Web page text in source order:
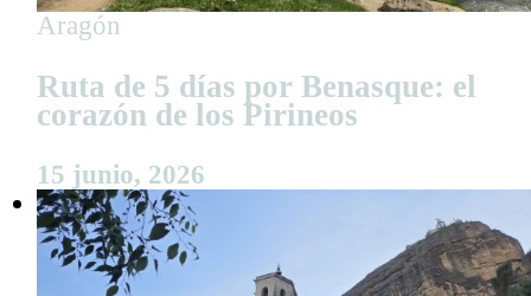
Aragón
Ruta de 5 días por Benasque: el
corazón de los Pirineos
15 junio, 2026